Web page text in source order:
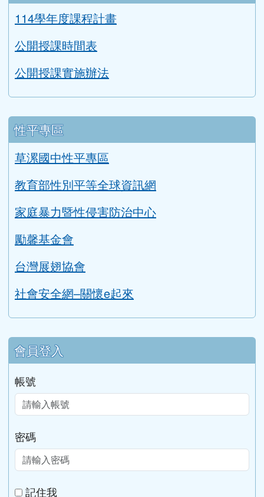
114學年度課程計畫
公開授課時間表
公開授課實施辦法
性平專區
草漯國中性平專區
教育部性別平等全球資訊網
家庭暴力暨性侵害防治中心
勵馨基金會
台灣展翅協會
社會安全網–關懷e起來
會員登入
帳號
密碼
記住我